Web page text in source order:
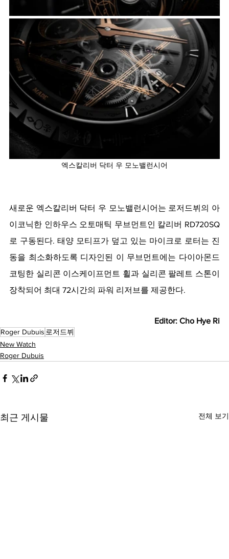
엑스칼리버 닥터 우 모노밸런시어
새로운 엑스칼리버 닥터 우 모노밸런시어는 로저드뷔의 아
이코닉한 인하우스 오토매틱 무브먼트인 칼리버 RD720SQ
로 구동된다. 태양 모티프가 덮고 있는 마이크로 로터는 진
동을 최소화하도록 디자인된 이 무브먼트에는 다이아몬드
코팅한 실리콘 이스케이프먼트 휠과 실리콘 팔레트 스톤이
장착되어 최대 72시간의 파워 리저브를 제공한다.
Editor: Cho Hye Ri
Roger Dubuis 로저드뷔
New Watch
Roger Dubuis
최근 게시물 전체 보기